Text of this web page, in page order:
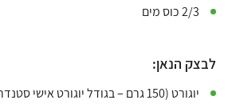
2/3 כוס מים
לבצק הנאן:
יוגורט (150 גרם – בגודל יוגורט אישי סטנדרטי)